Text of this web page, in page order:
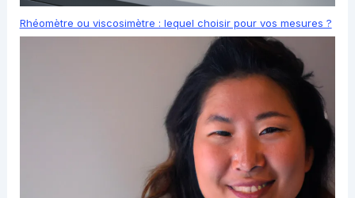
Rhéomètre ou viscosimètre : lequel choisir pour vos mesures ?